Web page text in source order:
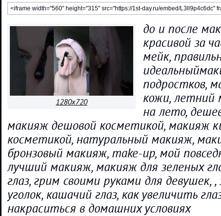
1280x720
до и после
красивой за
мейк,
подростков,
кожи, летний
на лето,
макияж дешовой косметикой, макияж
косметикой, натуральный макияж,
бронзовый макияж, make-up, мой
лучший макияж, макияж для зеленых
глаз, грим своими руками для девушек,
уголок, кашачий глаз, как увеличить
накраситься в домашних условиях